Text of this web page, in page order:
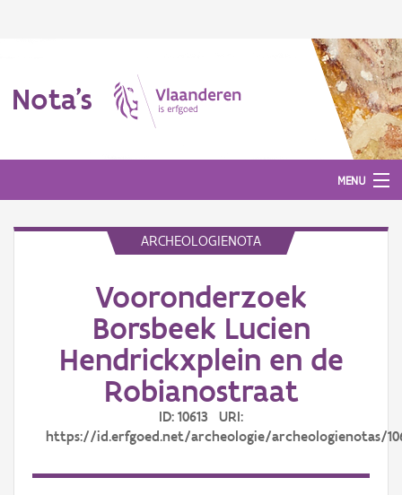
Nota's
MENU
ARCHEOLOGIENOTA
Vooronderzoek
Borsbeek Lucien
Hendrickxplein en de
Robianostraat
ID: 10613 URI:
https://id.erfgoed.net/archeologie/archeologienotas/